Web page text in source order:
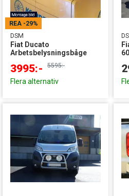
REA -29%
DSM
Fiat Ducato
Arbetsbelysningsbåge
3995:- 5595:-
Flera alternativ